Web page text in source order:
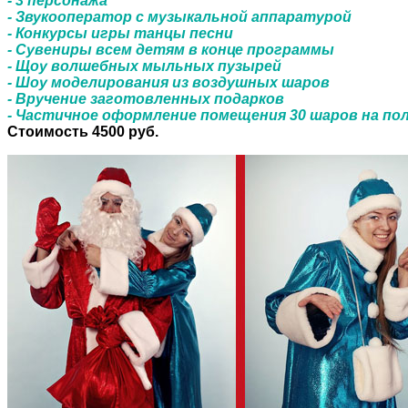
- Звукооператор с музыкальной аппаратурой
- Конкурсы игры танцы песни
- Сувениры всем детям в конце программы
- Щоу волшебных мыльных пузырей
- Шоу моделирования из воздушных шаров
- Вручение заготовленных подарков
- Частичное оформление помещения 30 шаров на
Стоимость 4500 руб.